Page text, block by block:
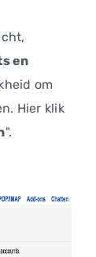
en
om
Hier klik
".